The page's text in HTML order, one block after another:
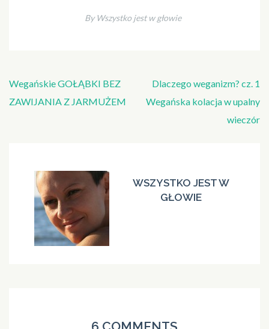
By Wszystko jest w głowie
Nawigacja
wpisu
Wegańskie GOŁĄBKI BEZ
ZAWIJANIA Z JARMUŻEM
Dlaczego weganizm? cz. 1
Wegańska kolacja w upalny
wieczór
WSZYSTKO JEST W
GŁOWIE